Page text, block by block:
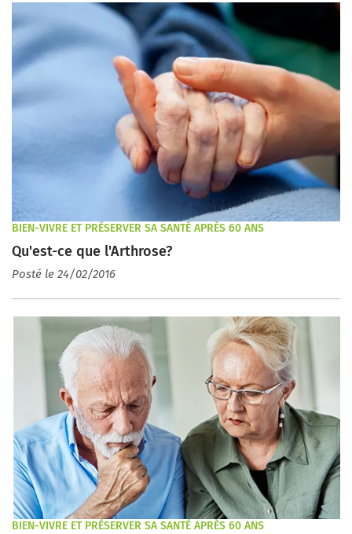
BIEN-VIVRE ET PRÉSERVER SA SANTÉ APRÈS 60 ANS
Qu'est-ce que l'Arthrose?
Posté le 24/02/2016
BIEN-VIVRE ET PRÉSERVER SA SANTÉ APRÈS 60 ANS